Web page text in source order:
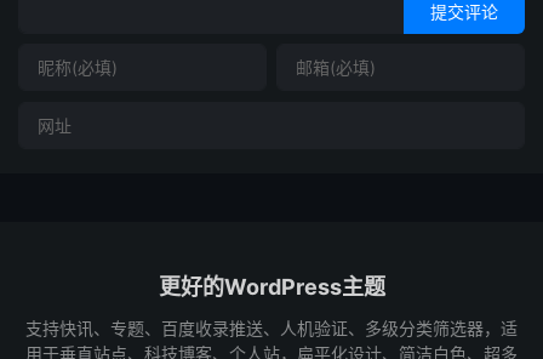
提交评论
更好的WordPress主题
支持快讯、专题、百度收录推送、人机验证、多级分类筛选器，适
用于垂直站点、科技博客、个人站，扁平化设计、简洁白色、超多